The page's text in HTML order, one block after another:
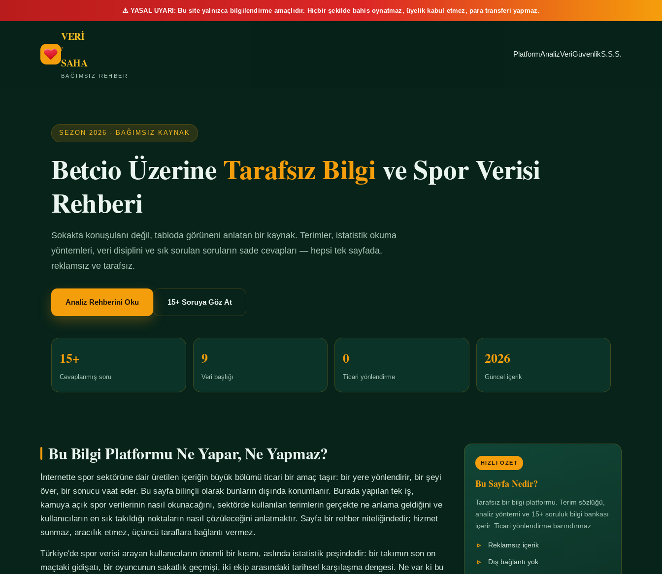
⚠️ YASAL UYARI: Bu site yalnızca bilgilendirme amaçlıdır. Hiçbir şekilde bahis oynatmaz, üyelik kabul etmez, para transferi yapmaz.
VERİ
/
SAHA
BAĞIMSIZ REHBER
PlatformAnalizVeriGüvenlikS.S.S.
SEZON 2026 · BAĞIMSIZ KAYNAK
Betcio ÜzerineTarafsız Bilgive Spor Verisi
Rehberi
Sokakta konuşulanı değil, tabloda görüneni anlatan bir kaynak. Terimler, istatistik okuma
yöntemleri, veri disiplini ve sık sorulan soruların sade cevapları — hepsi tek sayfada,
reklamsız ve tarafsız.
Analiz Rehberini Oku 15+ Soruya Göz At
15+
Cevaplanmış soru
9
Veri başlığı
0
Ticari yönlendirme
2026
Güncel içerik
Bu Bilgi Platformu Ne Yapar, Ne Yapmaz?
İnternette spor sektörüne dair üretilen içeriğin büyük bölümü ticari bir amaç taşır: bir yere yönlendirir, bir şeyi
över, bir sonucu vaat eder. Bu sayfa bilinçli olarak bunların dışında konumlanır. Burada yapılan tek iş,
kamuya açık spor verilerinin nasıl okunacağını, sektörde kullanılan terimlerin gerçekte ne anlama geldiğini ve
kullanıcıların en sık takıldığı noktaların nasıl çözüleceğini anlatmaktır. Sayfa bir rehber niteliğindedir; hizmet
sunmaz, aracılık etmez, üçüncü taraflara bağlantı vermez.
Türkiye'de spor verisi arayan kullanıcıların önemli bir kısmı, aslında istatistik peşindedir: bir takımın son on
maçtaki gidişatı, bir oyuncunun sakatlık geçmişi, iki ekip arasındaki tarihsel karşılaşma dengesi. Ne var ki bu
HIZLI ÖZET
Bu Sayfa Nedir?
Tarafsız bir bilgi platformu. Terim sözlüğü,
analiz yöntemi ve 15+ soruluk bilgi bankası
içerir. Ticari yönlendirme barındırmaz.
Reklamsız içerik
Dış bağlantı yok